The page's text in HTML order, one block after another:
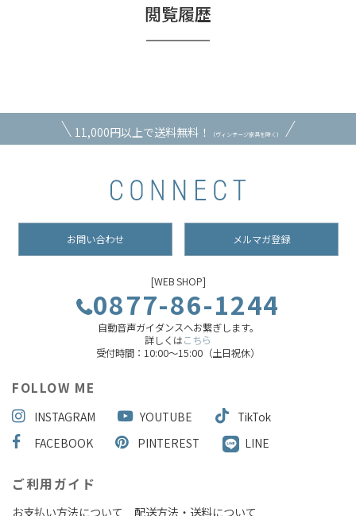
閲覧履歴
11,000円以上で送料無料！ （ヴィンテージ家具を除く）
お問い合わせ メルマガ登録
[WEB SHOP]
0877-86-1244
自動音声ガイダンスへお繋ぎします。
詳しくはこちら
受付時間：10:00～15:00（土日祝休）
FOLLOW ME
INSTAGRAM YOUTUBE
TikTok
FACEBOOK
PINTEREST LINE
ご利用ガイド
お支払い方法について 配送方法・送料について